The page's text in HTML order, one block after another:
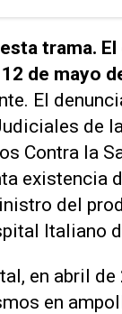
trama.
de mayo
El
de
Contra la
existencia
del
Italiano
en abril
en